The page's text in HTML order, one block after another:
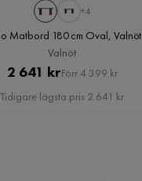
+4
Matbord 180 cm Oval, Valnöt
Valnöt
Pris
2 641 krOriginal
Pris
Förr 4 399 kr
Tidigare lägsta pris 2 641 kr